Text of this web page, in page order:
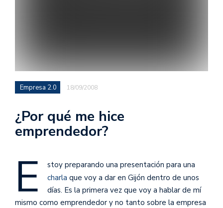
Empresa 2.0 18/09/2008
¿Por qué me hice
emprendedor?
E
stoy preparando una presentación para una
charla que voy a dar en Gijón dentro de unos
días. Es la primera vez que voy a hablar de mí
mismo como emprendedor y no tanto sobre la empresa